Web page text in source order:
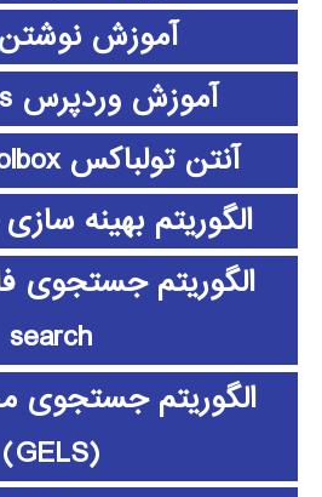
آموزش نوشتن
آموزش وردپرس wordpress
آنتن تولباکس antenna toolbox
الگوریتم بهینه
search
الگوریتم جستجوی
(GELS)